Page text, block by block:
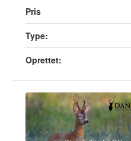
Pris
Type:
Oprettet: